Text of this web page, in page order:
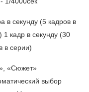
в секунду (5 кадров в
1 кадр в секунду (30
в серии)
«Сюжет»
выбор